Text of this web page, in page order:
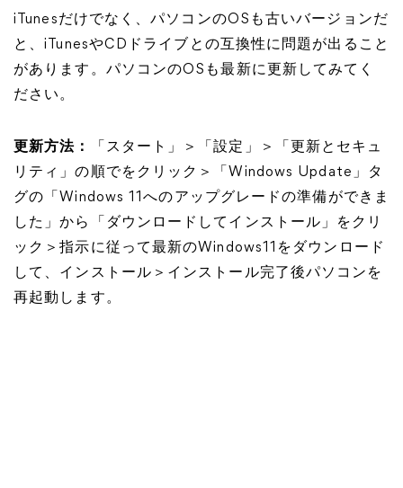
iTunesだけでなく、パソコンのOSも古いバージョンだ
と、iTunesやCDドライブとの互換性に問題が出ること
があります。パソコンのOSも最新に更新してみてく
ださい。
更新方法：
「スタート」＞「設定」＞「更新とセキュ
リティ」の順でをクリック＞「Windows Update」タ
グの「Windows 11へのアップグレードの準備ができま
した」から「ダウンロードしてインストール」をクリ
ック＞指示に従って最新のWindows11をダウンロード
して、インストール＞インストール完了後パソコンを
再起動します。